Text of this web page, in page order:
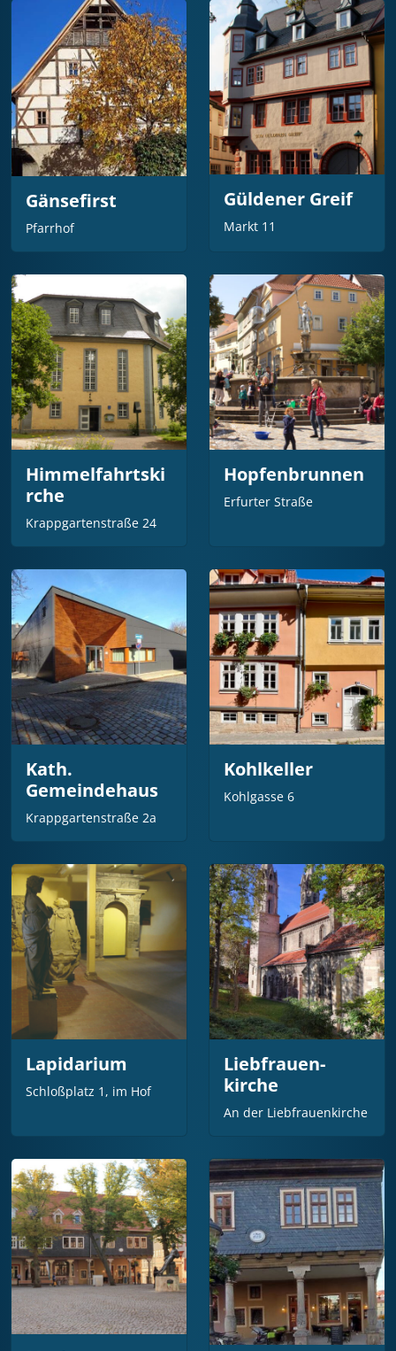
Gänsefirst
Pfarrhof
Güldener Greif
Markt 11
Himmelfahrtski
rche
Krappgartenstraße 24
Hopfenbrunnen
Erfurter Straße
Kath.
Gemeindehaus
Krappgartenstraße 2a
Kohlkeller
Kohlgasse 6
Lapidarium
Schloßplatz 1, im Hof
Liebfrauen­
kirche
An der Liebfrauenkirche